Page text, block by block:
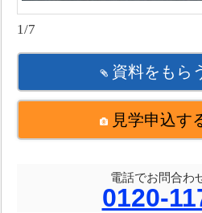
1/7
資料をもら
見学申込す
電話でお問合わ
0120-